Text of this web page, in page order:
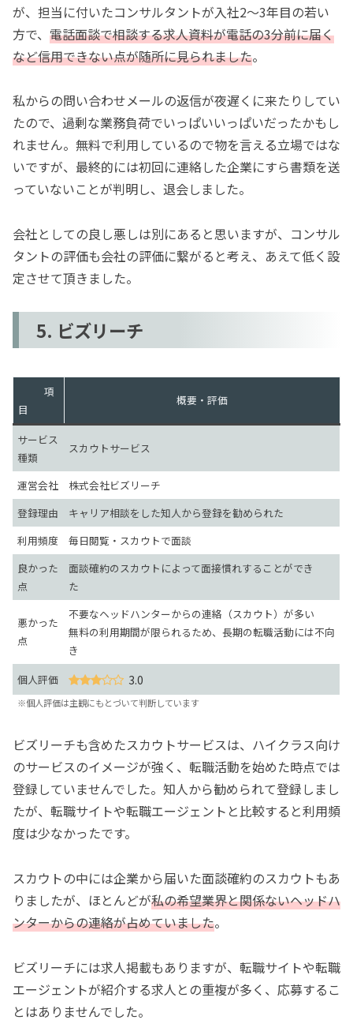
が、担当に付いたコンサルタントが入社2～3年目の若い
方で、 電話面談で相談する求人資料が電話の3分前に届く
など信用できない点が随所に見られました。
私からの問い合わせメールの返信が夜遅くに来たりしてい
たので、過剰な業務負荷でいっぱいいっぱいだったかもし
れません。無料で利用しているので物を言える立場ではな
いですが、最終的には初回に連絡した企業にすら書類を送
っていないことが判明し、退会しました。
会社としての良し悪しは別にあると思いますが、コンサル
タントの評価も会社の評価に繋がると考え、あえて低く設
定させて頂きました。
5. ビズリーチ
項
目
概要・評価
サービス
種類
スカウトサービス
運営会社
株式会社ビズリーチ
登録理由
キャリア相談をした知人から登録を勧められた
利用頻度
毎日閲覧・スカウトで面談
良かった
点
面談確約のスカウトによって面接慣れすることができ
た
悪かった
点
不要なヘッドハンターからの連絡（スカウト）が多い
無料の利用期間が限られるため、長期の転職活動には不向
き
個人評価
3.0
※個人評価は主観にもとづいて判断しています
ビズリーチも含めたスカウトサービスは、ハイクラス向け
のサービスのイメージが強く、転職活動を始めた時点では
登録していませんでした。知人から勧められて登録しまし
たが、転職サイトや転職エージェントと比較すると利用頻
度は少なかったです。
スカウトの中には企業から届いた面談確約のスカウトもあ
りましたが、ほとんどが私の希望業界と関係ないヘッドハ
ンターからの連絡が占めていました。
ビズリーチには求人掲載もありますが、転職サイトや転職
エージェントが紹介する求人との重複が多く、応募するこ
とはありませんでした。